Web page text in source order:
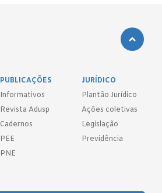
PUBLICAÇÕES
Informativos
Revista Adusp
Cadernos
PEE
PNE
JURÍDICO
Plantão Jurídico
Ações coletivas
Legislação
Previdência